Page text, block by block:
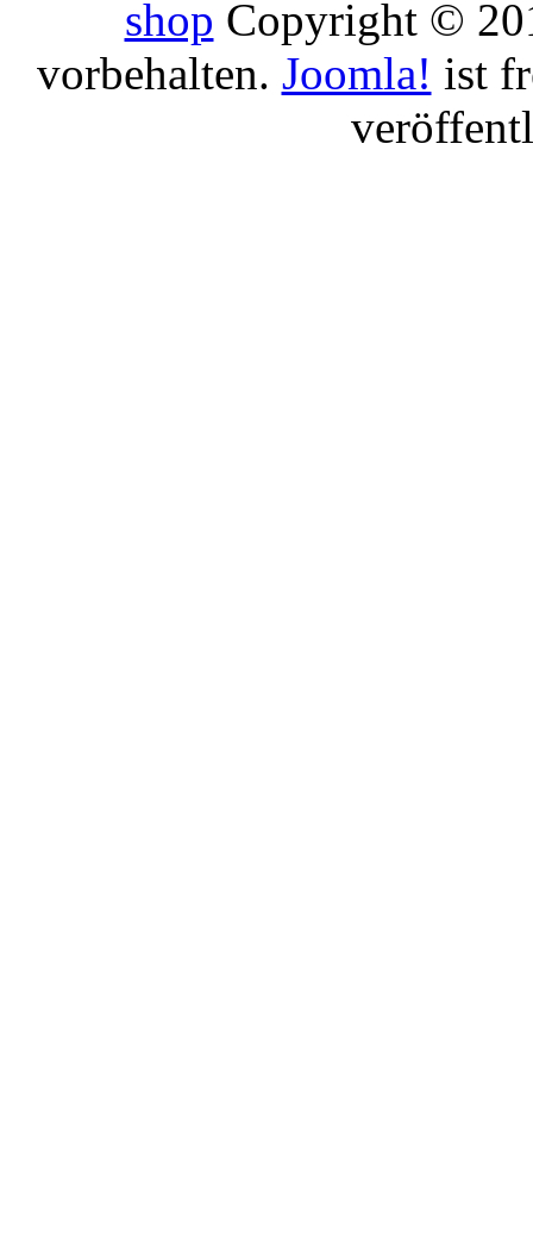
shop Copyright ©
vorbehalten. Joomla! ist